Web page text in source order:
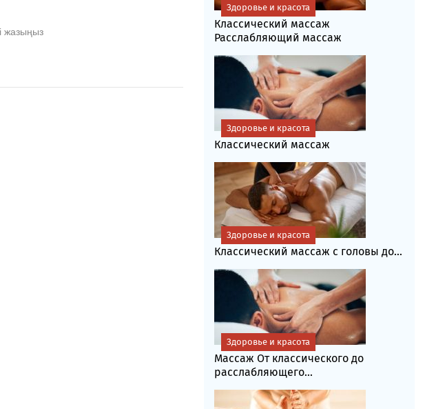
жазыңыз
Классический массаж
Расслабляющий массаж
Здоровье и красота
Классический массаж
Здоровье и красота
Классический массаж с головы до...
Здоровье и красота
Массаж От классического до
расслабляющего...
Здоровье и красота